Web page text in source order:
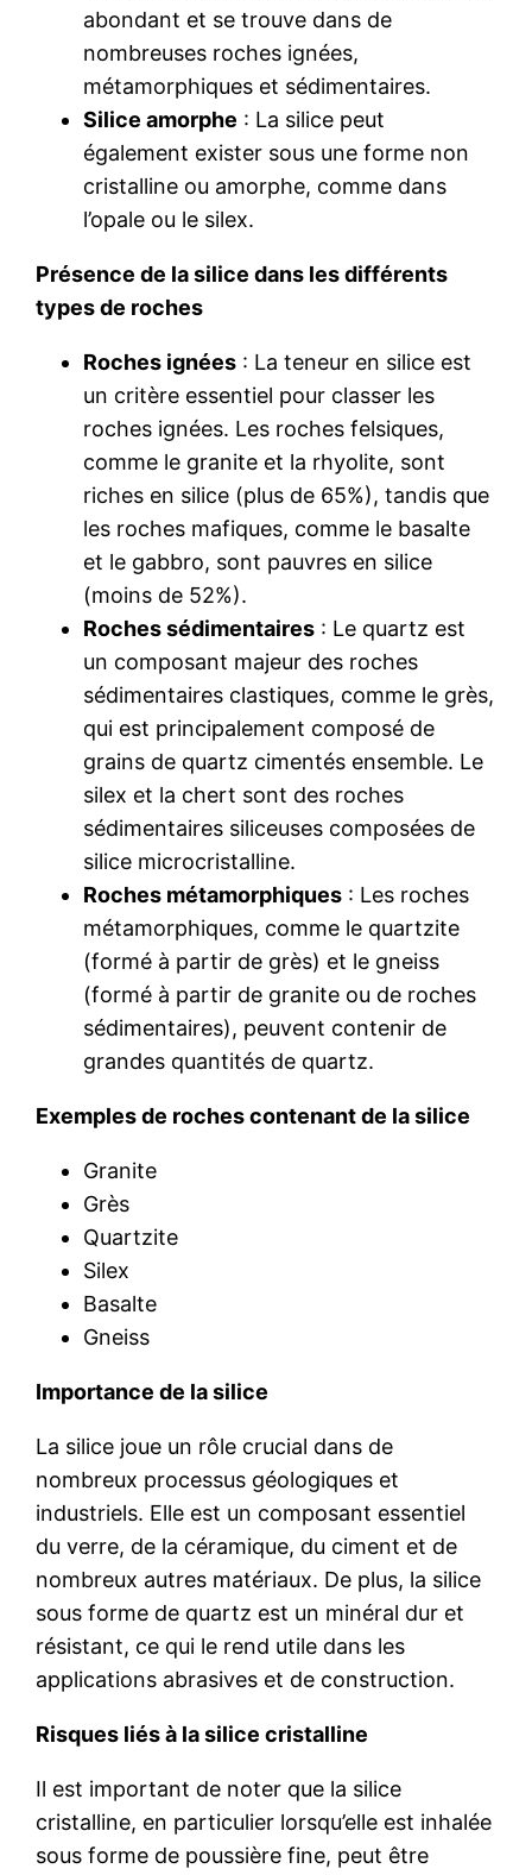
abondant et se trouve dans de
nombreuses roches ignées,
métamorphiques et sédimentaires.
Silice amorphe : La silice peut
également exister sous une forme non
cristalline ou amorphe, comme dans
l’opale ou le silex.
Présence de la silice dans les différents
types de roches
Roches ignées : La teneur en silice est
un critère essentiel pour classer les
roches ignées. Les roches felsiques,
comme le granite et la rhyolite, sont
riches en silice (plus de 65%), tandis que
les roches mafiques, comme le basalte
et le gabbro, sont pauvres en silice
(moins de 52%).
Roches sédimentaires : Le quartz est
un composant majeur des roches
sédimentaires clastiques, comme le grès,
qui est principalement composé de
grains de quartz cimentés ensemble. Le
silex et la chert sont des roches
sédimentaires siliceuses composées de
silice microcristalline.
Roches métamorphiques : Les roches
métamorphiques, comme le quartzite
(formé à partir de grès) et le gneiss
(formé à partir de granite ou de roches
sédimentaires), peuvent contenir de
grandes quantités de quartz.
Exemples de roches contenant de la silice
Granite
Grès
Quartzite
Silex
Basalte
Gneiss
Importance de la silice
La silice joue un rôle crucial dans de
nombreux processus géologiques et
industriels. Elle est un composant essentiel
du verre, de la céramique, du ciment et de
nombreux autres matériaux. De plus, la silice
sous forme de quartz est un minéral dur et
résistant, ce qui le rend utile dans les
applications abrasives et de construction.
Risques liés à la silice cristalline
Il est important de noter que la silice
cristalline, en particulier lorsqu’elle est inhalée
sous forme de poussière fine, peut être